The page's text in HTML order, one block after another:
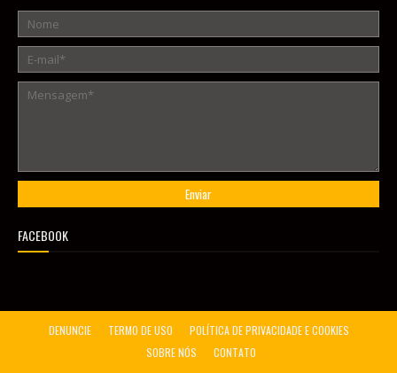
FACEBOOK
DENUNCIE TERMO DE USO
POLÍTICA DE PRIVACIDADE E COOKIES
SOBRE NÓS
CONTATO